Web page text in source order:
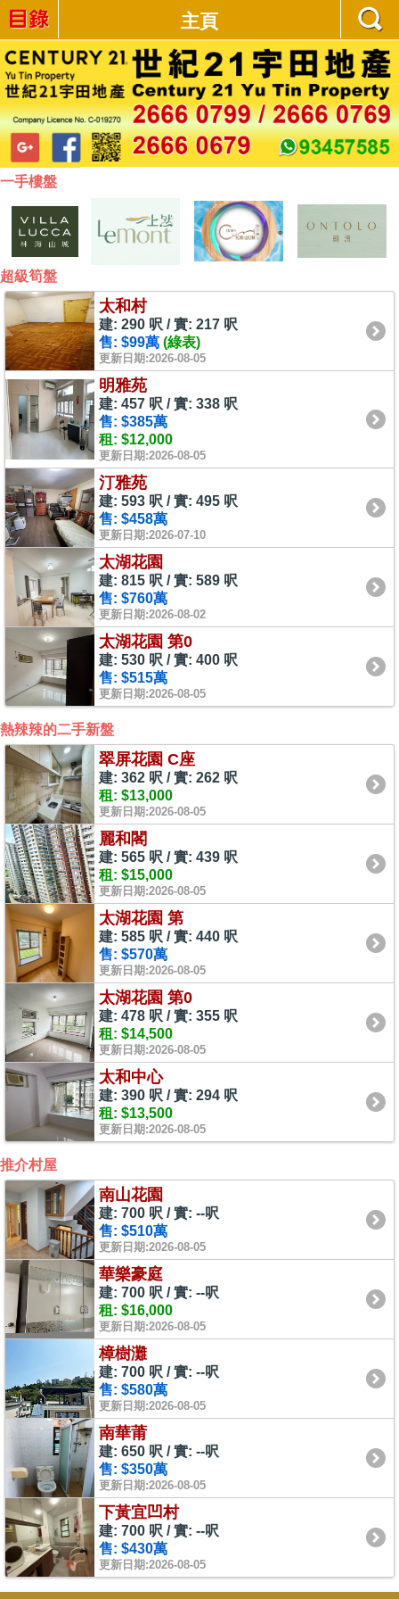
主頁
一手樓盤
超級筍盤
太和村
建: 290 呎 / 實: 217 呎
售: $99萬 (綠表)
更新日期:2026-08-05
明雅苑
建: 457 呎 / 實: 338 呎
售: $385萬
租: $12,000
更新日期:2026-08-05
汀雅苑
建: 593 呎 / 實: 495 呎
售: $458萬
更新日期:2026-07-10
太湖花園
建: 815 呎 / 實: 589 呎
售: $760萬
更新日期:2026-08-02
太湖花園 第0
建: 530 呎 / 實: 400 呎
售: $515萬
更新日期:2026-08-05
熱辣辣的二手新盤
翠屏花園 C座
建: 362 呎 / 實: 262 呎
租: $13,000
更新日期:2026-08-05
麗和閣
建: 565 呎 / 實: 439 呎
租: $15,000
更新日期:2026-08-05
太湖花園 第
建: 585 呎 / 實: 440 呎
售: $570萬
更新日期:2026-08-05
太湖花園 第0
建: 478 呎 / 實: 355 呎
租: $14,500
更新日期:2026-08-05
太和中心
建: 390 呎 / 實: 294 呎
租: $13,500
更新日期:2026-08-05
推介村屋
南山花園
建: 700 呎 / 實: --呎
售: $510萬
更新日期:2026-08-05
華樂豪庭
建: 700 呎 / 實: --呎
租: $16,000
更新日期:2026-08-05
樟樹灘
建: 700 呎 / 實: --呎
售: $580萬
更新日期:2026-08-05
南華莆
建: 650 呎 / 實: --呎
售: $350萬
更新日期:2026-08-05
下黃宜凹村
建: 700 呎 / 實: --呎
售: $430萬
更新日期:2026-08-05